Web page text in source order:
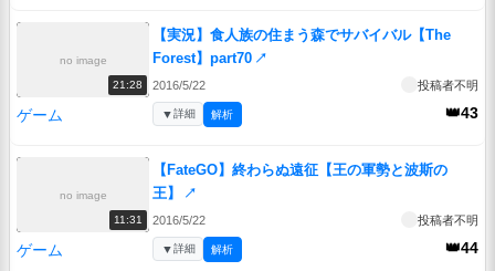
no image
21:28
【実況】食人族の住まう森でサバイバル【The
Forest】part70 ↗
2016/5/22 投稿者不明
ゲーム 👑43
▼詳細 解析
no image
11:31
【FateGO】終わらぬ遠征【王の軍勢と波斯の
王】
↗
2016/5/22 投稿者不明
ゲーム 👑44
▼詳細 解析